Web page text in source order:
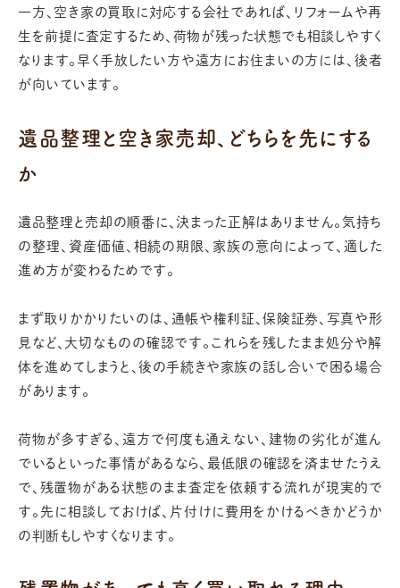
一方、空き家の買取に対応する会社であれば、リフォームや再
生を前提に査定するため、荷物が残った状態でも相談しやすく
なります。早く手放したい方や遠方にお住まいの方には、後者
が向いています。
遺品整理と空き家売却、どちらを先にする
か
遺品整理と売却の順番に、決まった正解はありません。気持ち
の整理、資産価値、相続の期限、家族の意向によって、適した
進め方が変わるためです。
まず取りかかりたいのは、通帳や権利証、保険証券、写真や形
見など、大切なものの確認です。これらを残したまま処分や解
体を進めてしまうと、後の手続きや家族の話し合いで困る場合
があります。
荷物が多すぎる、遠方で何度も通えない、建物の劣化が進ん
でいるといった事情があるなら、最低限の確認を済ませたうえ
で、残置物がある状態のまま査定を依頼する流れが現実的で
す。先に相談しておけば、片付けに費用をかけるべきかどうか
の判断もしやすくなります。